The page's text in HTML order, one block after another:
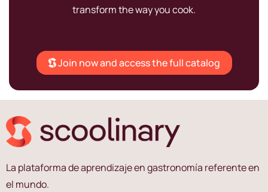
transform the way you cook.
Join now and access the full catalog
La plataforma de aprendizaje en gastronomía referente en
el mundo.